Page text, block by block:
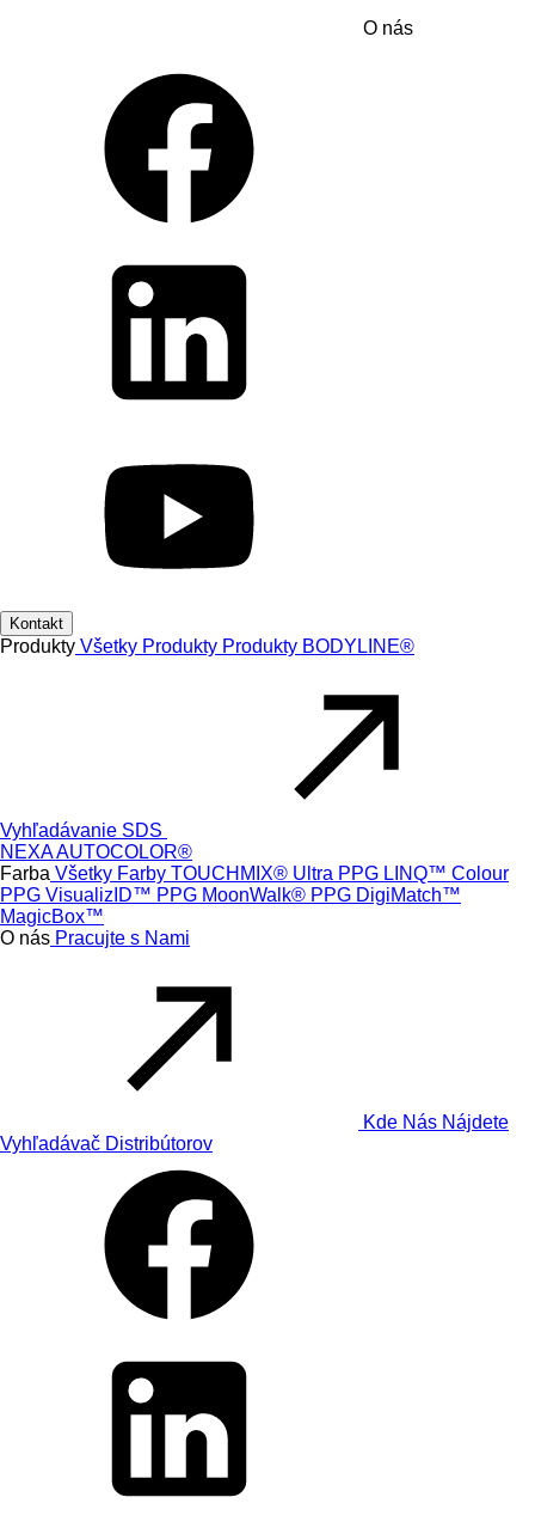
O nás
Kontakt
Produkty Všetky Produkty Produkty BODYLINE®
Vyhľadávanie SDS
NEXA AUTOCOLOR®
Farba Všetky Farby TOUCHMIX® Ultra PPG LINQ™ Colour
PPG VisualizID™ PPG MoonWalk® PPG DigiMatch™
MagicBox™
O nás Pracujte s Nami
Kde Nás Nájdete
Vyhľadávač Distribútorov